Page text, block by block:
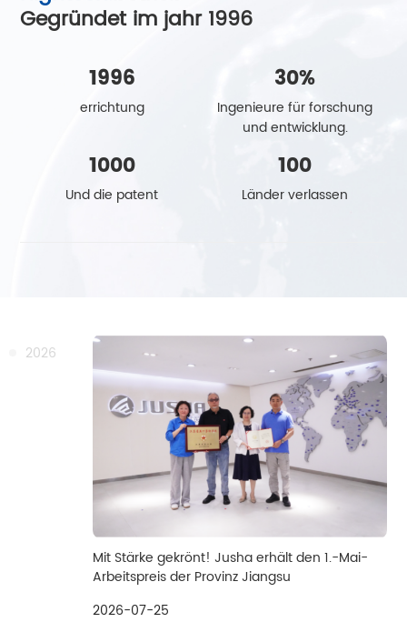
Gegründet im jahr 1996
1996
errichtung
30%
Ingenieure für forschung
und entwicklung.
1000
Und die patent
100
Länder verlassen
2026
Mit Stärke gekrönt! Jusha erhält den 1.-Mai-
Arbeitspreis der Provinz Jiangsu
2026-07-25